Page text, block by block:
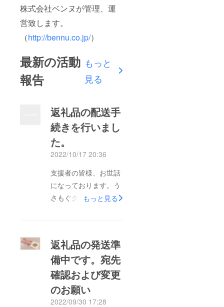
株式会社ベンヌが管理、運
営致します。
（http://bennu.co.jp/）
最新の活動
報告
もっと
見る
返礼品の配送手
続きを行いまし
た。
2022/10/17 20:36
支援者の皆様、お世話
になっております。う
さもぐクラファン事務
今週中（～2022年10
月20日）にはお届けで
きる見込みです。改め
て、支援のほどありが
とうございました。も
もっと見る
返礼品の発送準
備中です。宛先
確認および変更
のお願い
2022/09/30 17:28